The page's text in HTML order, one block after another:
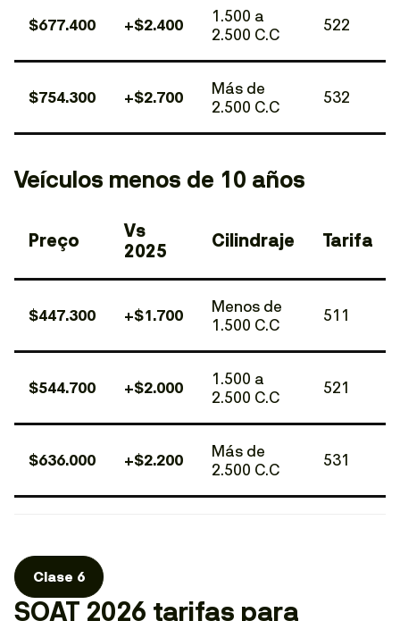
$677.400 +$2.400
1.500 a
2.500 C.C
522
$754.300 +$2.700
Más de
2.500 C.C
532
Veículos menos de 10 años
Preço
Vs
2025
Cilindraje Tarifa
$447.300 +$1.700
Menos de
1.500 C.C
511
$544.700 +$2.000
1.500 a
2.500 C.C
521
$636.000 +$2.200
Más de
2.500 C.C
531
Clase 6
SOAT 2026 tarifas para